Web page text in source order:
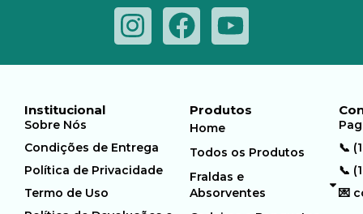
Institucional
Sobre Nós
Condições de Entrega
Política de Privacidade
Termo de Uso
Produtos
Home
Todos os Produtos
Fraldas e
Absorventes
📞
📞
💌